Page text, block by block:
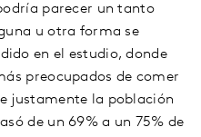
parecer un tanto
u otra forma se
en el estudio, donde
preocupados de comer
justamente la población
de un 69% a un 75% de